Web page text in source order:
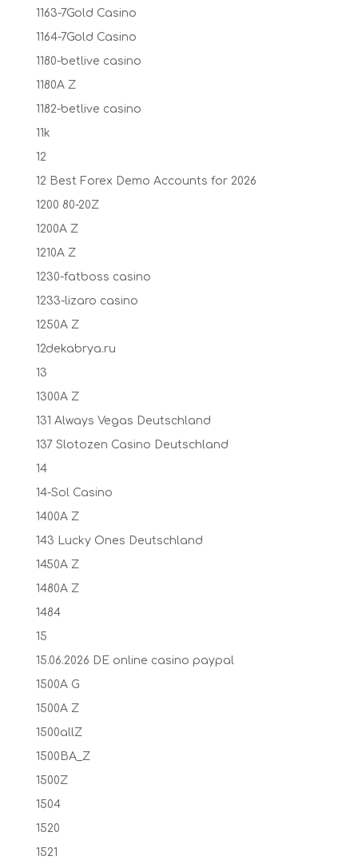
1163-7Gold Casino
1164-7Gold Casino
1180-betlive casino
1180A Z
1182-betlive casino
11k
12
12 Best Forex Demo Accounts for 2026
1200 80-20Z
1200A Z
1210A Z
1230-fatboss casino
1233-lizaro casino
1250A Z
12dekabrya.ru
13
1300A Z
131 Always Vegas Deutschland
137 Slotozen Casino Deutschland
14
14-Sol Casino
1400A Z
143 Lucky Ones Deutschland
1450A Z
1480A Z
1484
15
15.06.2026 DE online casino paypal
1500A G
1500A Z
1500allZ
1500BA_Z
1500Z
1504
1520
1521